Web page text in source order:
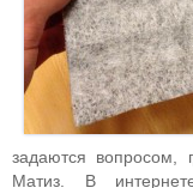
задаются вопросом,
Матиз. В